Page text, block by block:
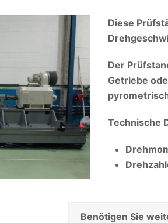
Diese
Der
Getriebe
Technische
Benötigen Sie